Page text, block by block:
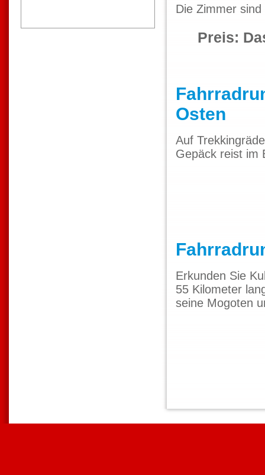
Die Zimmer
Preis:
Osten
Auf
Gepäck reist im
Erkunden Sie
55 Kilometer
seine Mogoten